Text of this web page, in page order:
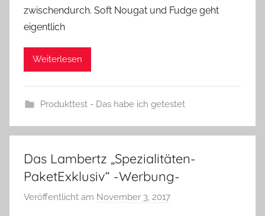
zwischendurch. Soft Nougat und Fudge geht
eigentlich
Weiterlesen
Produkttest - Das habe ich getestet
Das Lambertz „Spezialitäten-
PaketExklusiv“ -Werbung-
Veröffentlicht am November 3, 2017